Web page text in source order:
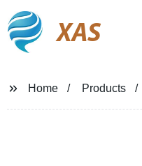
XAS
Home Products